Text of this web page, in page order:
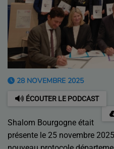
28 NOVEMBRE 2025
ÉCOUTER LE PODCAST
Shalom Bourgogne était
présente le 25 novembre